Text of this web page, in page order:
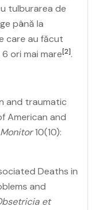
tulburarea de
până la
care au făcut
ori mai mare[2].
and traumatic
American and
10(10):
Deaths in
and
et